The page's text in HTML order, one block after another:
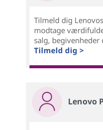
Tilmeld dig
modtage
salg, begivenheder
Tilmeld dig >
Lenovo